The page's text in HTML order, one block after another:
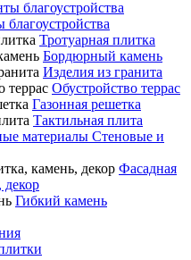
благоустройства
Тротуарная плитка
Бордюрный камень
Изделия из гранита
Обустройство террас
Газонная решетка
Тактильная плита
Стеновые и
Фасадная
декор
Гибкий камень